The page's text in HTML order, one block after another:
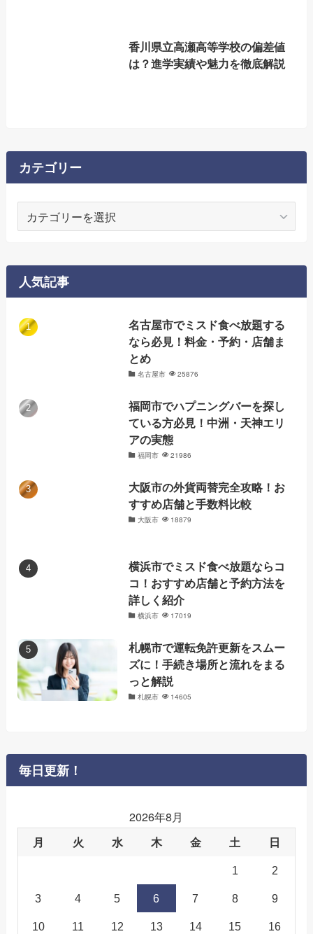
香川県立高瀬高等学校の偏差値
は？進学実績や魅力を徹底解説
カテゴリー
テ
リ
ー
人気記事
名古屋市でミスド食べ放題する
なら必見！料金・予約・店舗ま
とめ
名古屋市 25876
福岡市でハプニングバーを探し
ている方必見！中洲・天神エリ
アの実態
福岡市 21986
大阪市の外貨両替完全攻略！お
すすめ店舗と手数料比較
大阪市 18879
横浜市でミスド食べ放題ならコ
コ！おすすめ店舗と予約方法を
詳しく紹介
横浜市 17019
札幌市で運転免許更新をスムー
ズに！手続き場所と流れをまる
っと解説
札幌市 14605
毎日更新！
2026年8月
月 火 水 木 金 土 日
1 2
3 4 5 6 7 8 9
10 11 12 13 14 15 16